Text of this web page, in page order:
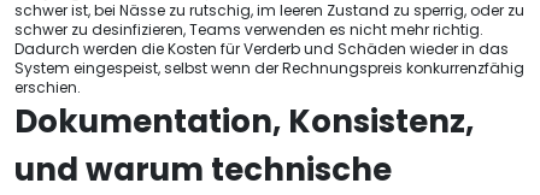
schwer ist, bei Nässe zu rutschig, im leeren Zustand zu sperrig, oder zu
schwer zu desinfizieren, Teams verwenden es nicht mehr richtig.
Dadurch werden die Kosten für Verderb und Schäden wieder in das
System eingespeist, selbst wenn der Rechnungspreis konkurrenzfähig
erschien.
Dokumentation, Konsistenz,
und warum technische